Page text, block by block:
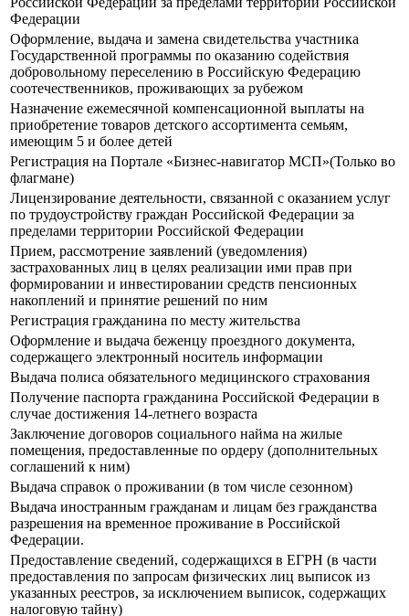
Федерации
Оформление, выдача и замена свидетельства участника
Государственной программы по оказанию содействия
добровольному переселению в Российскую Федерацию
соотечественников, проживающих за рубежом
Назначение ежемесячной компенсационной выплаты на
приобретение товаров детского ассортимента семьям,
имеющим 5 и более детей
Регистрация на Портале «Бизнес-навигатор МСП»(Только во
флагмане)
Лицензирование деятельности, связанной с оказанием услуг
по трудоустройству граждан Российской Федерации за
пределами территории Российской Федерации
Прием, рассмотрение заявлений (уведомления)
застрахованных лиц в целях реализации ими прав при
формировании и инвестировании средств пенсионных
накоплений и принятие решений по ним
Регистрация гражданина по месту жительства
Оформление и выдача беженцу проездного документа,
содержащего электронный носитель информации
Выдача полиса обязательного медицинского страхования
Получение паспорта гражданина Российской Федерации в
случае достижения 14-летнего возраста
Заключение договоров социального найма на жилые
помещения, предоставленные по ордеру (дополнительных
соглашений к ним)
Выдача справок о проживании (в том числе сезонном)
Выдача иностранным гражданам и лицам без гражданства
разрешения на временное проживание в Российской
Федерации.
Предоставление сведений, содержащихся в ЕГРН (в части
предоставления по запросам физических лиц выписок из
указанных реестров, за исключением выписок, содержащих
налоговую тайну)